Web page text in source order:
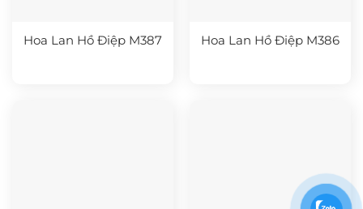
Hoa Lan Hồ Điệp M387 Hoa Lan Hồ Điệp M386